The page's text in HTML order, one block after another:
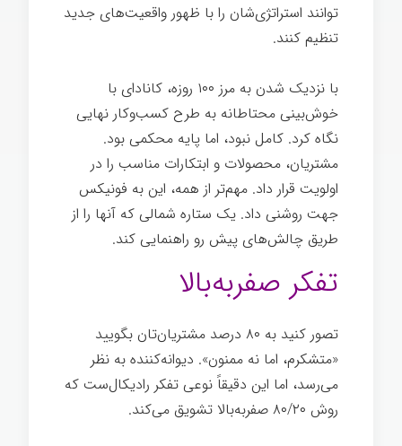
توانند استراتژی‌شان را با ظهور واقعیت‌های جدید
تنظیم کنند.
با نزدیک شدن به مرز ۱۰۰ روزه، کانادای با
خوش‌بینی محتاطانه به طرح کسب‌وکار نهایی
نگاه کرد. کامل نبود، اما پایه محکمی بود.
مشتریان، محصولات و ابتکارات مناسب را در
اولویت قرار داد. مهم‌تر از همه، این به فونیکس
جهت روشنی داد. یک ستاره شمالی که آنها را از
طریق چالش‌های پیش رو راهنمایی کند.
تفکر صفربه‌بالا
تصور کنید به ۸۰ درصد مشتریان‌تان بگویید
«متشکرم، اما نه ممنون». دیوانه‌کننده به نظر
می‌رسد، اما این دقیقاً نوعی تفکر رادیکال‌ست که
روش ۸۰/۲۰ صفربه‌بالا تشویق می‌کند.